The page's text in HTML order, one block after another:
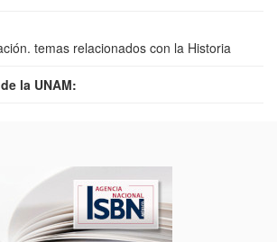
temas relacionados con la Historia
la UNAM: